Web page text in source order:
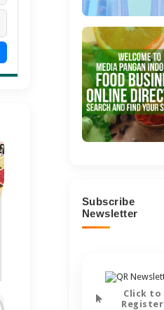
Subscribe
Newsletter
Click to
Register